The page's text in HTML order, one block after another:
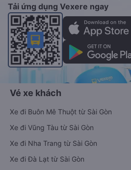
Tải ứng dụng Vexere ngay
Vé xe khách
Xe đi Buôn Mê Thuột từ Sài Gòn
Xe đi Vũng Tàu từ Sài Gòn
Xe đi Nha Trang từ Sài Gòn
Xe đi Đà Lạt từ Sài Gòn